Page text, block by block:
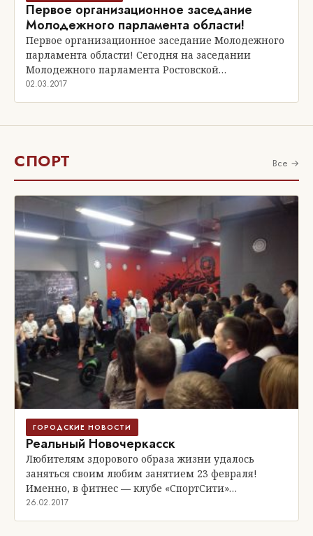
Первое организационное заседание
Молодежного парламента области!
Первое организационное заседание Молодежного
парламента области! Сегодня на заседании
Молодежного парламента Ростовской…
02.03.2017
СПОРТ Все →
ГОРОДСКИЕ НОВОСТИ
Реальный Новочеркасск
Любителям здорового образа жизни удалось
заняться своим любим занятием 23 февраля!
Именно, в фитнес — клубе «СпортСити»…
26.02.2017